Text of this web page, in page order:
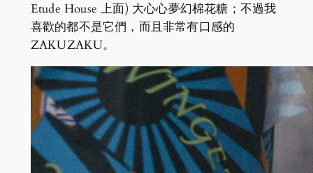
Etude House 上面) 大心心夢幻棉花糖；不過我
喜歡的都不是它們，而且非常有口感的
ZAKUZAKU。